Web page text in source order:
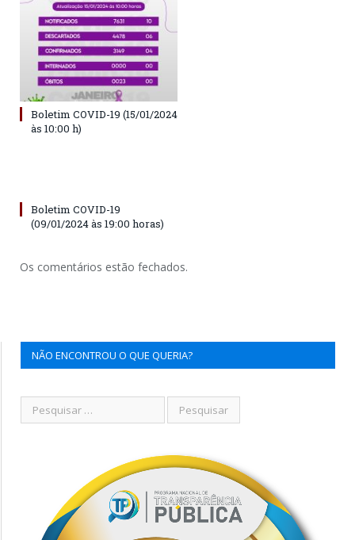
Boletim COVID-19 (15/01/2024
às 10:00 h)
Boletim COVID-19
(09/01/2024 às 19:00 horas)
Os comentários estão fechados.
NÃO ENCONTROU O QUE QUERIA?